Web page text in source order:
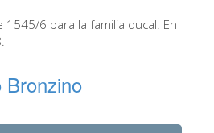
6 para la familia ducal. En
Bronzino